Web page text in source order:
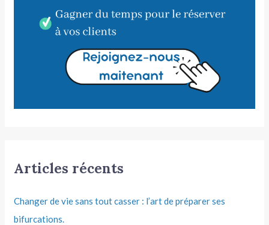
Articles récents
Changer de vie sans tout casser : l’art de préparer ses
bifurcations.